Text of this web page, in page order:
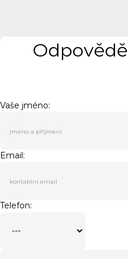
Vaše jméno:
Email:
Telefon: